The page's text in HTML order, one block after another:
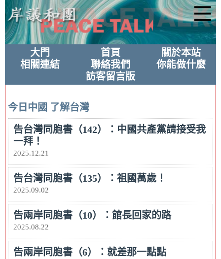
大門 首頁
關於本站
相關連結
聯絡我們
你能做什麼
訪客留言版
今日中國 了解台灣
告台灣同胞書（142）：中國共產黨請接受我
一拜！
2025.12.21
告台灣同胞書（135）：祖國萬歲！
2025.09.02
告兩岸同胞書（10）：館長回家的路
2025.08.22
告兩岸同胞書（6）：就差那一點點